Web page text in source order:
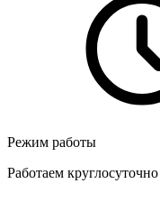
Режим работы
Работаем круглосуточно